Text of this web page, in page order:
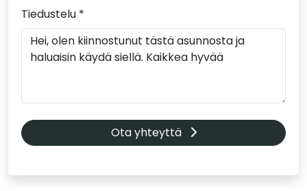
Tiedustelu *
Ota yhteyttä